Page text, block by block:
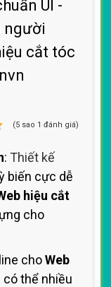
UI -
người
cắt tóc
(5 sao 1 đánh giá)
: Thiết kế
biến cực dễ
hiệu cắt
cho
choWeb
có thể nhiều